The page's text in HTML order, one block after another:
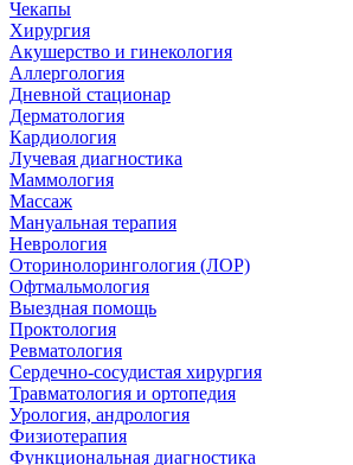
Чекапы
Хирургия
Акушерство и гинекология
Аллергология
Дневной стационар
Дерматология
Кардиология
Лучевая диагностика
Маммология
Массаж
Мануальная терапия
Неврология
Оторинолорингология (ЛОР)
Офтмальмология
Выездная помощь
Проктология
Ревматология
Сердечно-сосудистая хирургия
Травматология и ортопедия
Урология, андрология
Физиотерапия
Функциональная диагностика